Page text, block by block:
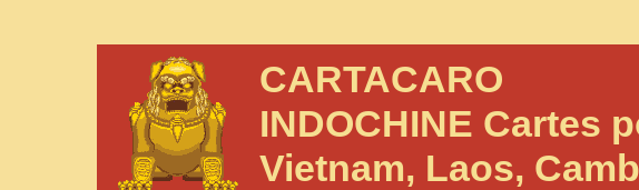
CARTACARO
INDOCHINE Cartes
Vietnam, Laos,